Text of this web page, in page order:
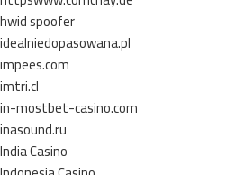
hwid spoofer
idealniedopasowana.pl
impees.com
imtri.cl
in-mostbet-casino.com
inasound.ru
India Casino